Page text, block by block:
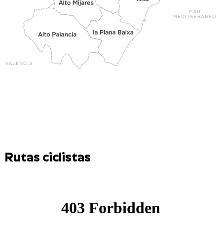
Rutas ciclistas